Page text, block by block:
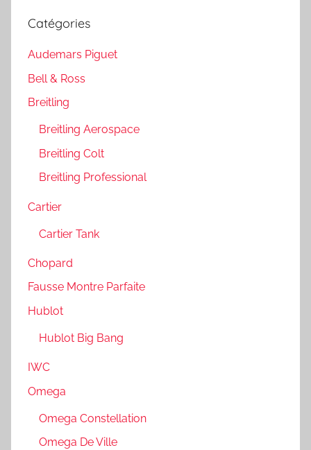
Catégories
Audemars Piguet
Bell & Ross
Breitling
Breitling Aerospace
Breitling Colt
Breitling Professional
Cartier
Cartier Tank
Chopard
Fausse Montre Parfaite
Hublot
Hublot Big Bang
IWC
Omega
Omega Constellation
Omega De Ville